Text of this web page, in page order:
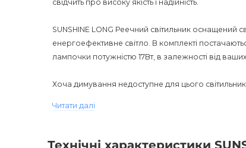
свідчить про високу якість і надійність.
SUNSHINE LONG Реечний світильник
енергоефективне світло. В комплекті
лампочки потужністю 17Вт, в залежності від
Хоча димування недоступне для цього
Читати далі
Технічні характеристики